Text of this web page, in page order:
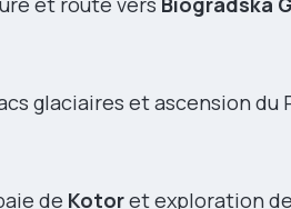
glaciaires et ascension du
de Kotoret exploration